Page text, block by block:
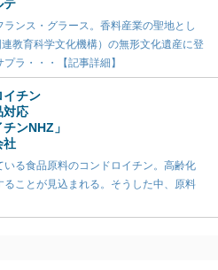
テ
ランス・グラース。香料産業の聖地とし
教育科学文化機構）の無形文化遺産に登
ラ・・・【記事詳細】
イチン
対応
ンNHZ」
社
る食品原料のコンドロイチン。高齢化
ことが見込まれる。そうした中、原料